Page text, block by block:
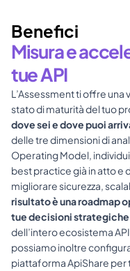
Benefici
Misura e
tue API
L’Assessment ti offre
stato di maturità del tuo
dove sei e dove puoi
delle tre dimensioni di
Operating Model,
best practice già in atto e
migliorare sicurezza,
risultato è una roadmap
tue decisioni strategiche
dell’intero ecosistema
possiamo inoltre
piattaforma ApiShare per